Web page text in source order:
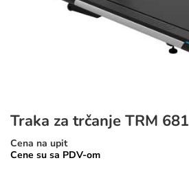
Traka za trčanje TRM 681
Cena na upit
Cene su sa PDV-om